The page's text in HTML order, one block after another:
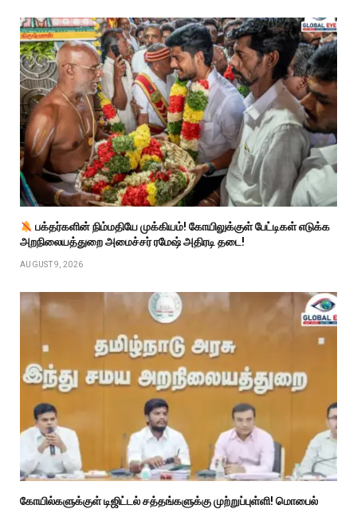
பக்தர்களின் நிம்மதியே முக்கியம்! கோயிலுக்குள் பேட்டிகள் எடுக்க
அறநிலையத்துறை அமைச்சர் ரமேஷ் அதிரடி தடை!
AUGUST 9, 2026
கோயில்களுக்குள் டிஜிட்டல் சத்தங்களுக்கு முற்றுப்புள்ளி! மொபைல்